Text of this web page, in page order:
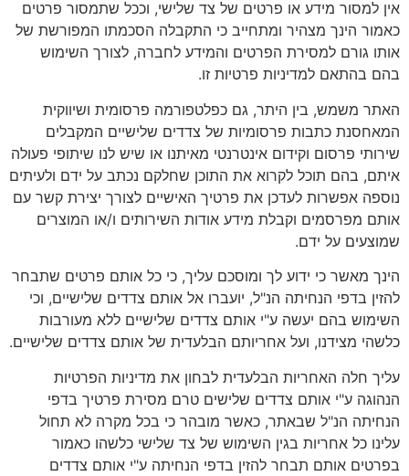
אין למסור מידע או פרטים של צד שלישי, וככל שתמסור פרטים
כאמור הינך מצהיר ומתחייב כי התקבלה הסכמתו המפורשת של
אותו גורם למסירת הפרטים והמידע לחברה, לצורך השימוש
בהם בהתאם למדיניות פרטיות זו.
האתר משמש, בין היתר, גם כפלטפורמה פרסומית ושיווקית
המאחסנת כתבות פרסומיות של צדדים שלישיים המקבלים
שירותי פרסום וקידום אינטרנטי מאיתנו או שיש לנו שיתופי פעולה
איתם, בהם תוכל לקרוא את התוכן שחלקם נכתב על ידם ולעיתים
נוספה אפשרות לעדכן את פרטיך האישיים לצורך יצירת קשר עם
אותם מפרסמים וקבלת מידע אודות השירותים ו/או המוצרים
שמוצעים על ידם.
הינך מאשר כי ידוע לך ומוסכם עליך, כי כל אותם פרטים שתבחר
להזין בדפי הנחיתה הנ"ל, יועברו אל אותם צדדים שלישיים, וכי
השימוש בהם יעשה ע"י אותם צדדים שלישיים ללא מעורבות
כלשהי מצידנו, ועל אחריותם הבלעדית של אותם צדדים שלישיים.
עליך חלה האחריות הבלעדית לבחון את מדיניות הפרטיות
הנהוגה ע"י אותם צדדים שלישים טרם מסירת פרטיך בדפי
הנחיתה הנ"ל שבאתר, כאשר מובהר כי בכל מקרה לא תחול
עלינו כל אחריות בגין השימוש של צד שלישי כלשהו כאמור
בפרטים אותם תבחר להזין בדפי הנחיתה ע"י אותם צדדים